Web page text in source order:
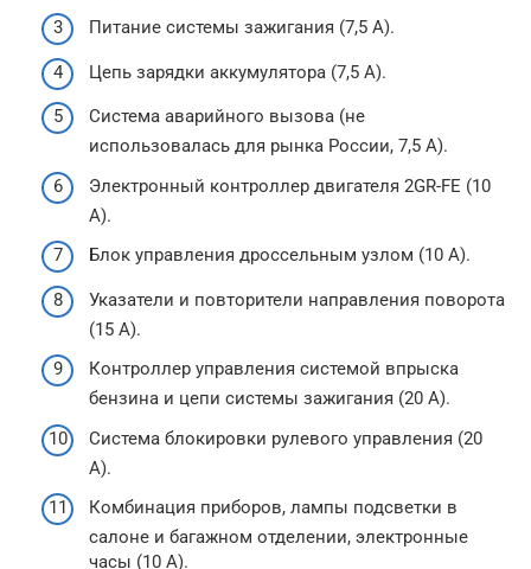
Питание системы зажигания (7,5 А).
Цепь зарядки аккумулятора (7,5 А).
Система аварийного вызова (не
использовалась для рынка России, 7,5 А).
Электронный контроллер двигателя 2GR-FE (10
А).
Блок управления дроссельным узлом (10 А).
Указатели и повторители направления поворота
(15 А).
Контроллер управления системой впрыска
бензина и цепи системы зажигания (20 А).
Система блокировки рулевого управления (20
А).
Комбинация приборов, лампы подсветки в
салоне и багажном отделении, электронные
часы (10 А).